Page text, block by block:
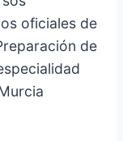
oficiales de
de